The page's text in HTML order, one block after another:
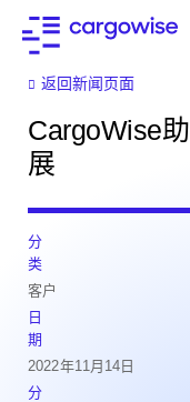
返回新闻页面
CargoWise
展
分
类
客户
日
期
2022年11月14日
分